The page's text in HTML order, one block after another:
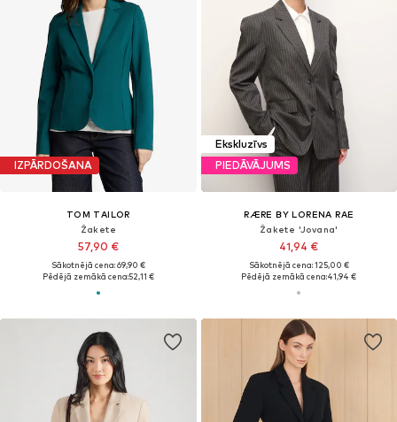
IZPĀRDOŠANA
TOM TAILOR
Žakete
57,90 €
Sākotnējā cena: 69,90 €
Pēdējā zemākā cena:52,11 €
Ekskluzīvs
PIEDĀVĀJUMS
RÆRE BY LORENA RAE
Žakete 'Jovana'
41,94 €
Sākotnējā cena: 125,00 €
Pēdējā zemākā cena:41,94 €